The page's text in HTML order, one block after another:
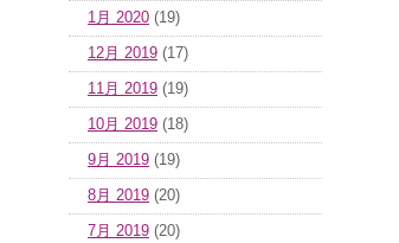
1月 2020 (19)
12月 2019 (17)
11月 2019 (19)
10月 2019 (18)
9月 2019 (19)
8月 2019 (20)
7月 2019 (20)